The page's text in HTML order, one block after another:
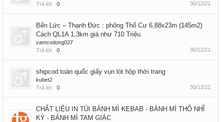
Trả lời:
0 30/12/21
Bến Lức – Thạnh Đức : phông Thổ Cư 6,88x23m (145m2)
Cách QL1A 1,3km giá như 710 Triệu
vamcodong027
Trả lời:
0 30/12/21
shipcod toàn quốc giấy vụn lót hộp thời trang
kubet2
Trả lời:
0 30/12/21
CHẤT LIỆU IN TÚI BÁNH MÌ KEBAB - BÁNH MÌ THỔ NHĨ
KỲ - BÁNH MÌ TAM GIÁC